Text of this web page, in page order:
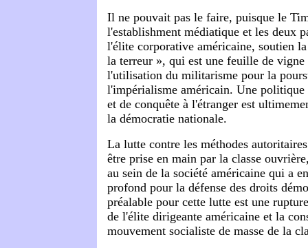
Il ne pouvait pas le faire, puisque le
l'establishment médiatique et les deux
l'élite corporative américaine, soutien
la terreur », qui est une feuille de
l'utilisation du militarisme pour la
l'impérialisme américain. Une
et de conquête à l'étranger est
la démocratie nationale.
La lutte contre les méthodes
être prise en main par la classe
au sein de la société américaine qui a
profond pour la défense des droits
préalable pour cette lutte est une
de l'élite dirigeante américaine et la
mouvement socialiste de masse de la